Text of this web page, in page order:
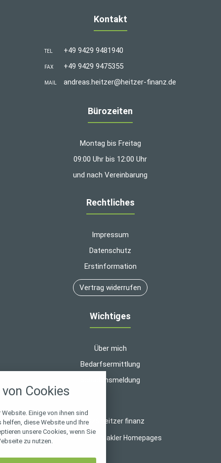
Kontakt
TEL +49 9429 9481940
FAX +49 9429 9475355
MAIL andreas.heitzer@heitzer-finanz.de
Bürozeiten
Montag bis Freitag
09:00 Uhr bis 12:00 Uhr
und nach Vereinbarung
Rechtliches
Impressum
Datenschutz
Erstinformation
Vertrag widerrufen
Wichtiges
Über mich
Bedarfsermittlung
Schadensmeldung
© 2026 heitzer finanz
Makler Homepages
Cookies
Einige von ihnen sind
diese Website und Ihre
unsere Cookies, wenn Sie
zu nutzen.
alle verwendeten Cookies und
zu blockieren.
Notwendig
Performance